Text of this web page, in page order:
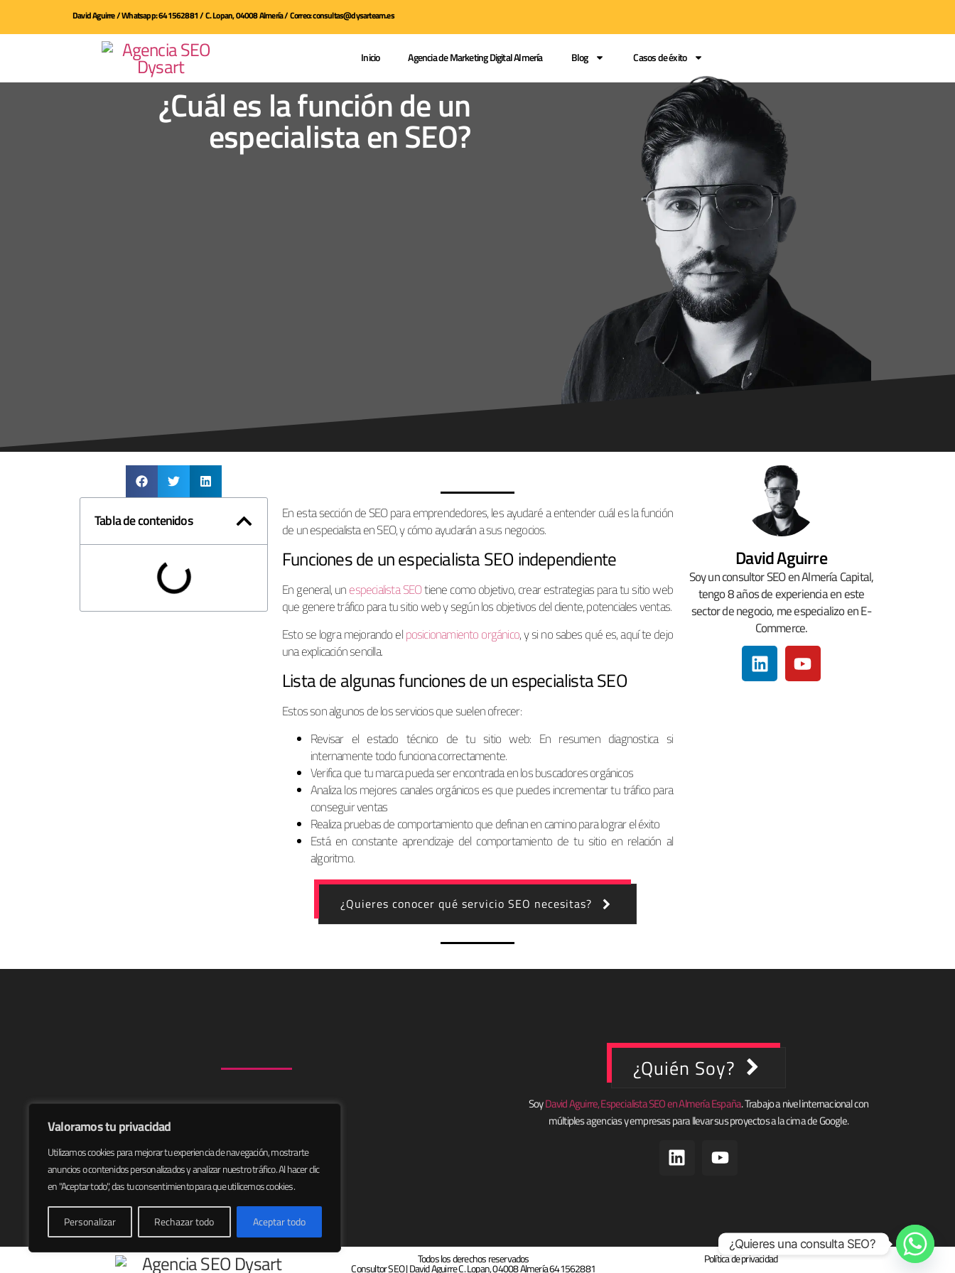
Valoramos tu privacidad
Utilizamos cookies para mejorar tu experiencia de navegación, mostrarte
anuncios o contenidos personalizados y analizar nuestro tráfico. Al hacer clic
en "Aceptar todo", das tu consentimiento para que utilicemos cookies.
Personalizar Rechazar todo Aceptar todo
David Aguirre / Whatsapp: 641562881 / C. Lopan, 04008 Almería / Correo: consultas@dysarteam.es
Inicio Agencia de Marketing Digital Almería Blog Casos de éxito
¿Cuál es la función de un
especialista en SEO?
Tabla de contenidos
En esta sección de SEO para emprendedores, les ayudaré a entender cuál es la función
de un especialista en SEO, y cómo ayudarán a sus negocios.
Funciones de un especialista SEO independiente
En general, unespecialista SEOtiene como objetivo, crear estrategias para tu sitio web
que genere tráfico para tu sitio web y según los objetivos del cliente, potenciales ventas.
Esto se logra mejorando elposicionamiento orgánico, y si no sabes qué es, aquí te dejo
una explicación sencilla.
Lista de algunas funciones de un especialista SEO
Estos son algunos de los servicios que suelen ofrecer:
Revisar el estado técnico de tu sitio web: En resumen diagnostica si
internamente todo funciona correctamente.
Verifica que tu marca pueda ser encontrada en los buscadores orgánicos
Analiza los mejores canales orgánicos es que puedes incrementar tu tráfico para
conseguir ventas
Realiza pruebas de comportamiento que definan en camino para lograr el éxito
Está en constante aprendizaje del comportamiento de tu sitio en relación al
algoritmo.
¿Quieres conocer qué servicio SEO necesitas?
David Aguirre
Soy un consultor SEO en Almería Capital,
tengo 8 años de experiencia en este
sector de negocio, me especializo en E-
Commerce.
¿Quién Soy?
SoyDavid Aguirre, Especialista SEO en Almería España. Trabajo a nivel internacional con
múltiples agencias y empresas para llevar sus proyectos a la cima de Google.
Todos los derechos reservados
Consultor SEO | David Aguirre C. Lopan, 04008 Almería 641562881
Política de privacidad
¿Quieres una consulta SEO?